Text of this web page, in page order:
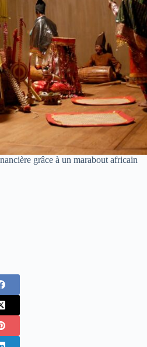
grâce à un marabout africain